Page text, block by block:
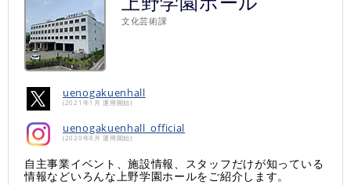
文化芸術課
uenogakuenhall
(2021年1月 運用開始)
uenogakuenhall_official
(2020年8月 運用開始)
自主事業イベント、施設情報、スタッフだけが知っている
情報などいろんな上野学園ホールをご紹介します。